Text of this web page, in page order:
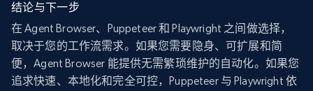
结论与下一步
在 Agent Browser、Puppeteer 和 Playwright 之间做选择，
取决于您的工作流需求。如果您需要隐身、可扩展和简
便，Agent Browser 能提供无需繁琐维护的自动化。如果您
追求快速、本地化和完全可控，Puppeteer 与 Playwright 依